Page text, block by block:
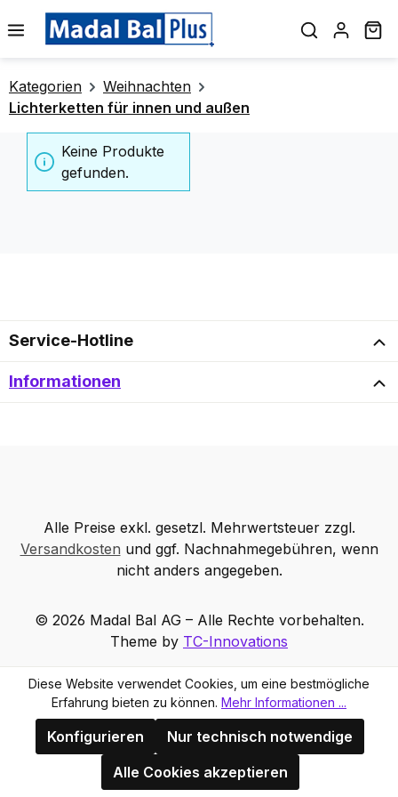
springen
Kategorien
Weihnachten
Lichterketten für innen und außen
Keine Produkte
gefunden.
Service-Hotline
Informationen
Alle Preise exkl. gesetzl. Mehrwertsteuer zzgl.
Versandkosten und ggf. Nachnahmegebühren, wenn
nicht anders angegeben.
© 2026 Madal Bal AG – Alle Rechte vorbehalten.
Theme by TC-Innovations
Diese Website verwendet Cookies, um eine bestmögliche
Erfahrung bieten zu können. Mehr Informationen ...
Nur technisch notwendige
Konfigurieren
Alle Cookies akzeptieren